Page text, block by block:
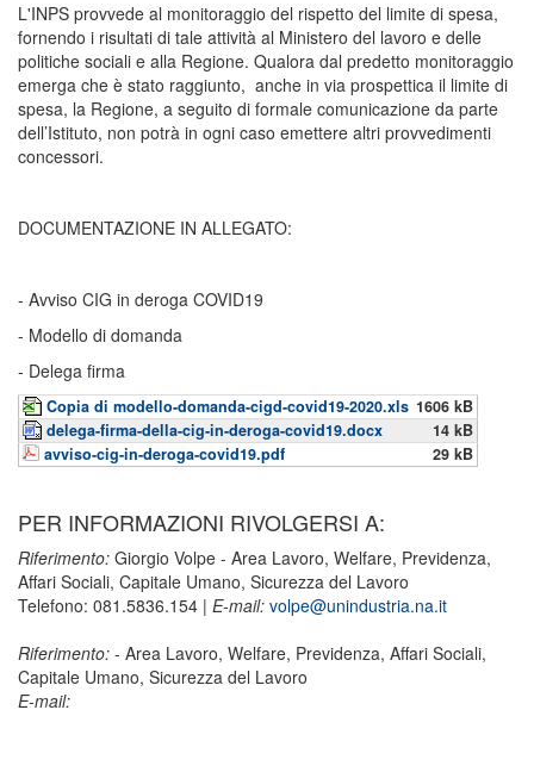
L'INPS provvede al monitoraggio del rispetto del limite di spesa,
fornendo i risultati di tale attività al Ministero del lavoro e delle
politiche sociali e alla Regione. Qualora dal predetto monitoraggio
emerga che è stato raggiunto, anche in via prospettica il limite di
spesa, la Regione, a seguito di formale comunicazione da parte
dell’Istituto, non potrà in ogni caso emettere altri provvedimenti
concessori.
DOCUMENTAZIONE IN ALLEGATO:
- Avviso CIG in deroga COVID19
- Modello di domanda
- Delega firma
Copia di modello-domanda-cigd-covid19-2020.xls 1606 kB
delega-firma-della-cig-in-deroga-covid19.docx
14 kB
avviso-cig-in-deroga-covid19.pdf
29 kB
PER INFORMAZIONI RIVOLGERSI A:
Riferimento: Giorgio Volpe - Area Lavoro, Welfare, Previdenza,
Affari Sociali, Capitale Umano, Sicurezza del Lavoro
Telefono: 081.5836.154 | E-mail: volpe@unindustria.na.it
Riferimento: - Area Lavoro, Welfare, Previdenza, Affari Sociali,
Capitale Umano, Sicurezza del Lavoro
E-mail: